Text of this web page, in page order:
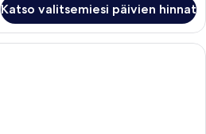
Katso valitsemiesi päivien hinnat
Hotellihuone, jossa on sänky,